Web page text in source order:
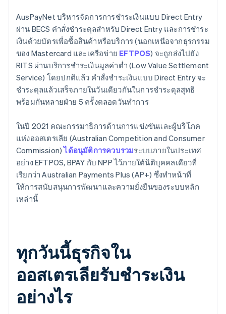
AusPayNet บริหารจัดการการชำระเงินแบบ Direct Entry
ผ่าน BECS คำสั่งชำระดุลสำหรับ Direct Entry และการชำระ
เงินด้วยบัตรเพื่อซื้อสินค้าหรือบริการ (นอกเหนือจากธุรกรรม
ของ Mastercard และเครือข่าย EFTPOS) จะถูกส่งไปยัง
RITS ผ่านบริการชำระเงินมูลค่าต่ำ (Low Value Settlement
Service) โดยปกติแล้ว คำสั่งชำระเงินแบบ Direct Entry จะ
ชำระดุลแล้วเสร็จภายในวันเดียวกันในการชำระดุลสุทธิ
พร้อมกันหลายฝ่าย 5 ครั้งตลอดวันทำการ
ในปี 2021 คณะกรรมาธิการด้านการแข่งขันและผู้บริโภค
แห่งออสเตรเลีย (Australian Competition and Consumer
Commission)ได้อนุมัติการควบรวมระบบภายในประเทศ
อย่าง EFTPOS, BPAY กับ NPP ไว้ภายใต้นิติบุคคลเดียวที่
เรียกว่า Australian Payments Plus (AP+) ซึ่งทำหน้าที่
ให้การสนับสนุนการพัฒนาและความยั่งยืนของระบบหลัก
เหล่านี้
ทุกวันนี้ธุรกิจใน
ออสเตรเลียรับชำระเงิน
อย่างไร